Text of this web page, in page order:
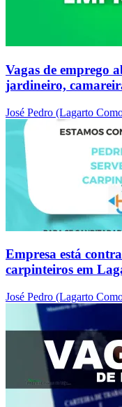
Vagas de emprego
jardineiro,
José Pedro (Lagarto
Empresa está
carpinteiros em
José Pedro (Lagarto